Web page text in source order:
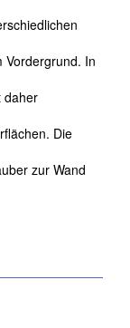
Vordergrund. In
daher
Die
zur Wand